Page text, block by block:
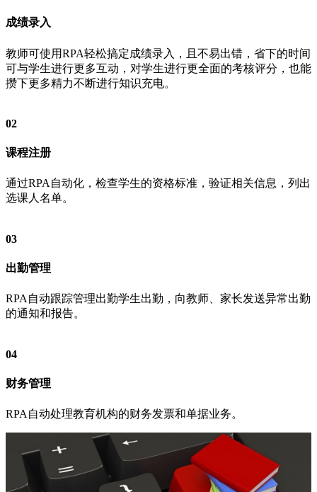
成绩录入
教师可使用RPA轻松搞定成绩录入，且不易出错，省下的时间
可与学生进行更多互动，对学生进行更全面的考核评分，也能
攒下更多精力不断进行知识充电。
02
课程注册
通过RPA自动化，检查学生的资格标准，验证相关信息，列出
选课人名单。
03
出勤管理
RPA自动跟踪管理出勤学生出勤，向教师、家长发送异常出勤
的通知和报告。
04
财务管理
RPA自动处理教育机构的财务发票和单据业务。